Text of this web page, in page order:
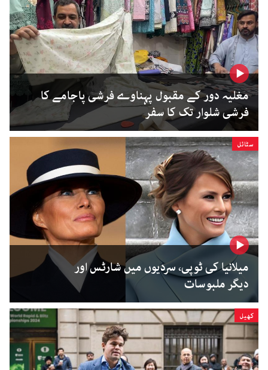
مغلیہ دور کے مقبول پہناوے فرشی پاجامے کا
فرشی شلوار تک کا سفر
سٹائل
میلانیا کی ٹوپی، سردیوں میں شارٹس اور
دیگر ملبوسات
کھیل